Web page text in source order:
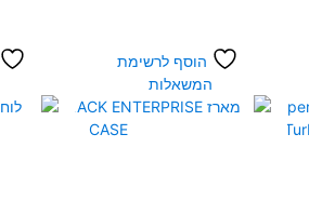
הוסף לרשימת
המשאלות